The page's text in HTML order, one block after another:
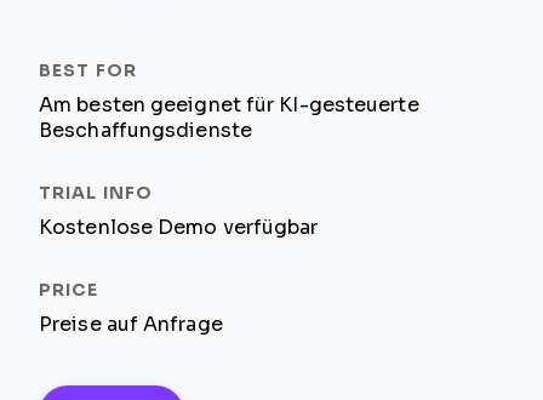
Am besten geeignet für KI-gesteuerte
Beschaffungsdienste
Kostenlose Demo verfügbar
Preise auf Anfrage